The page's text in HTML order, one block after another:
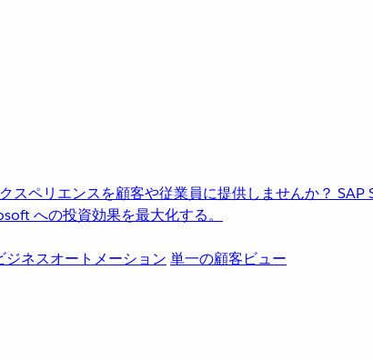
スペリエンスを顧客や従業員に提供しませんか？ SAP
への投資効果を最大化する。
ジネスオートメーション 単一の顧客ビュー